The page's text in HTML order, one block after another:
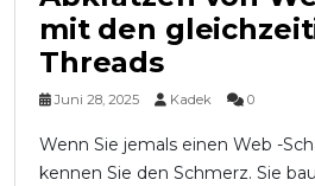
mit den
Threads
Juni 28, 2025 Kadek 0
Wenn Sie jemals einen Web -
kennen Sie den Schmerz. Sie